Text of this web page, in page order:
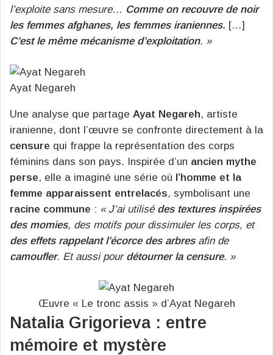
l’exploite sans mesure… Comme on recouvre de noir
les femmes afghanes, les femmes iraniennes. […]
C’est le même mécanisme d’exploitation. »
Ayat Negareh
Une analyse que partage Ayat Negareh, artiste
iranienne, dont l’œuvre se confronte directement à la
censure qui frappe la représentation des corps
féminins dans son pays. Inspirée d’un ancien mythe
perse, elle a imaginé une série où l’homme et la
femme apparaissent entrelacés, symbolisant une
racine commune : « J’ai utilisé des textures inspirées
des momies, des motifs pour dissimuler les corps, et
des effets rappelant l’écorce des arbresafin de
camoufler. Et aussi pour détourner la censure. »
Œuvre « Le tronc assis » d’Ayat Negareh
Natalia Grigorieva : entre
mémoire et mystère